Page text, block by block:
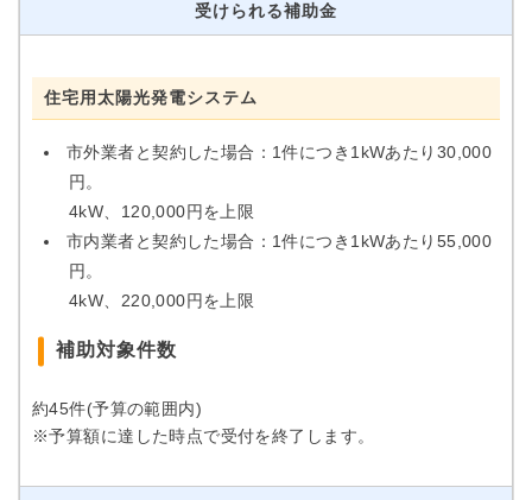
受けられる補助金
住宅用太陽光発電システム
市外業者と契約した場合：1件につき1kWあたり30,000
円。
4kW、120,000円を上限
市内業者と契約した場合：1件につき1kWあたり55,000
円。
4kW、220,000円を上限
補助対象件数
約45件(予算の範囲内)
※予算額に達した時点で受付を終了します。